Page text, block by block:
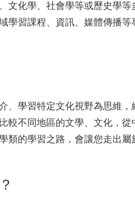
文化學、社會學等或歷史學
學習課程、資訊、媒體傳播
、學習特定文化視野為思維
較不同地區的文學、文化，
類的學習之路，會讓您走出屬